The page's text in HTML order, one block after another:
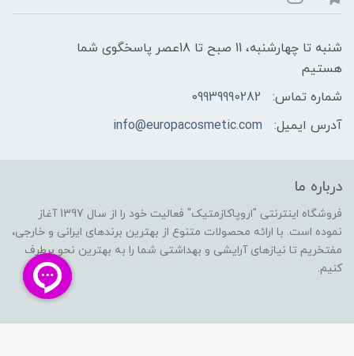
شنبه تا چهارشنبه، 11 صبح تا 18عصر پاسخگوی شما
هستیم
شماره تماس:
09939990282
آدرس ایمیل:
info@europacosmetic.com
درباره ما
فروشگاه اینترنتی "اروپاکازمتیک" فعالیت خود را از سال 1397 آغاز
نموده است. با ارائه محصولات متنوع از بهترین برندهای ایرانی و خارجی،
مفتخریم تا نیازهای آرایشی و بهداشتی شما را به بهترین نحو برطرف
کنیم.